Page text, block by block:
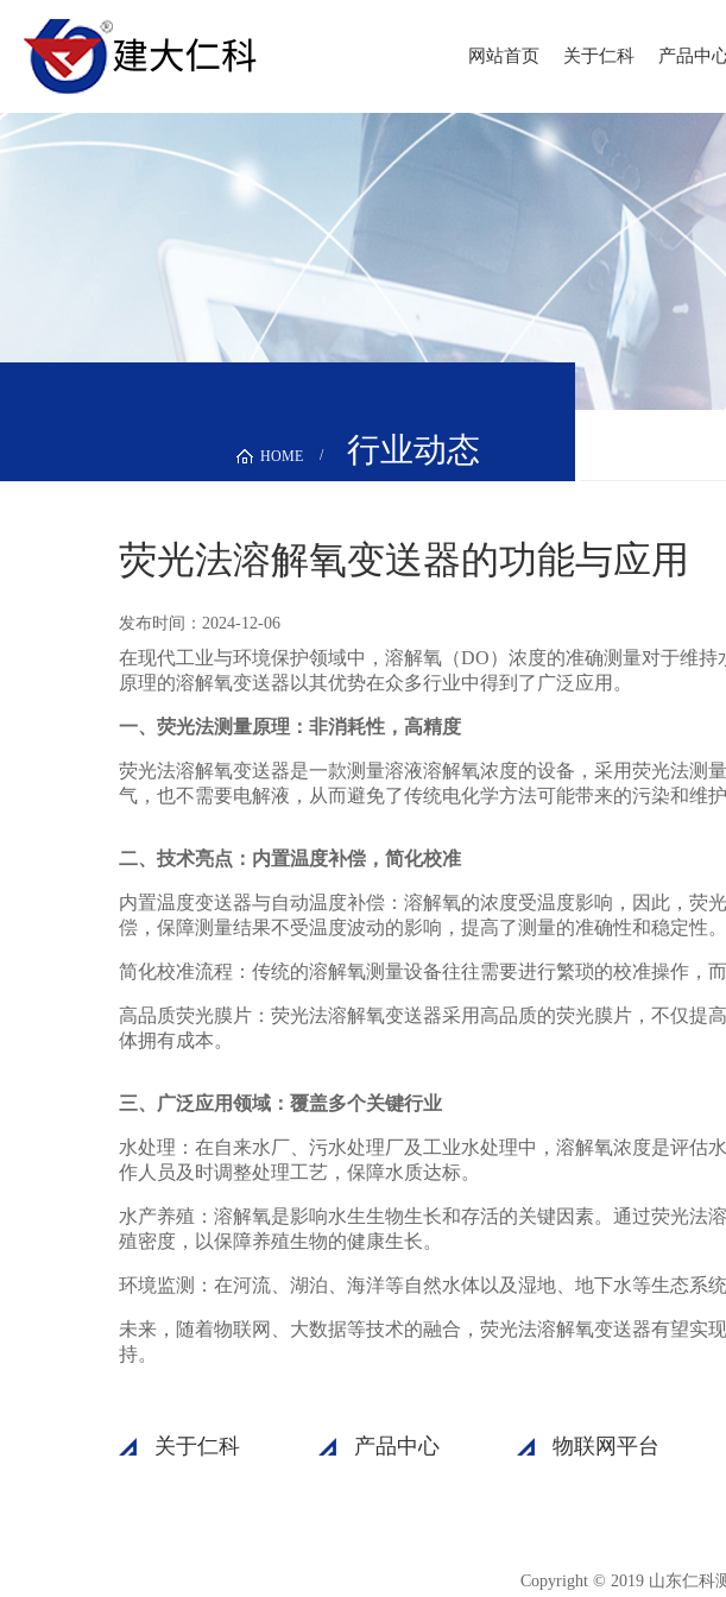
网站首页 关于仁科 产品中
HOME 行业动态
荧光法溶解氧变送器的功能与应用
发布时间：2024-12-06
在现代工业与环境保护领域中，溶解氧（DO）浓度的准确测量对于维
原理的溶解氧变送器以其优势在众多行业中得到了广泛应用。
一、荧光法测量原理：非消耗性，高精度
荧光法溶解氧变送器是一款测量溶液溶解氧浓度的设备，采用荧光法测
气，也不需要电解液，从而避免了传统电化学方法可能带来的污染和维护
二、技术亮点：内置温度补偿，简化校准
内置温度变送器与自动温度补偿：溶解氧的浓度受温度影响，因此，
偿，保障测量结果不受温度波动的影响，提高了测量的准确性和稳定性。
简化校准流程：传统的溶解氧测量设备往往需要进行繁琐的校准操作，
高品质荧光膜片：荧光法溶解氧变送器采用高品质的荧光膜片，不仅提
体拥有成本。
三、广泛应用领域：覆盖多个关键行业
水处理：在自来水厂、污水处理厂及工业水处理中，溶解氧浓度是评
作人员及时调整处理工艺，保障水质达标。
水产养殖：溶解氧是影响水生生物生长和存活的关键因素。通过荧光
殖密度，以保障养殖生物的健康生长。
环境监测：在河流、湖泊、海洋等自然水体以及湿地、地下水等生态系
未来，随着物联网、大数据等技术的融合，荧光法溶解氧变送器有望实
持。
关于仁科 产品中心 物联网平台
Copyright © 2019 山东仁